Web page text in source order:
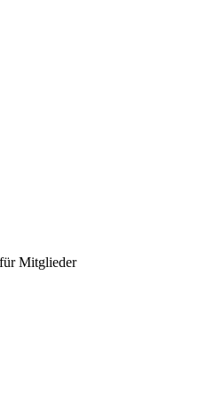
Mitglieder